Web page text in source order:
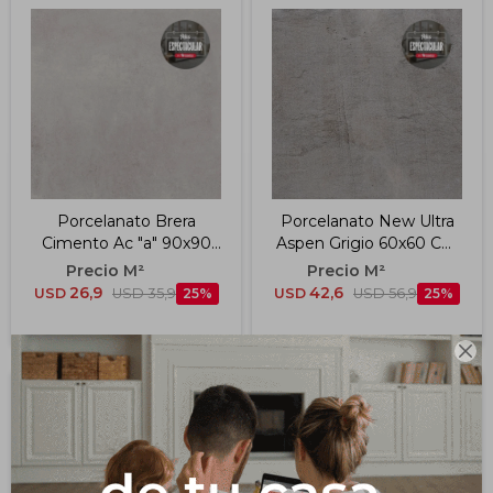

Porcelanato Brera
Cimento Ac "a" 90x90
Cm
USD 26,9 USD 35,9 25
Porcelanato New Ultra
Aspen Grigio 60x60 Cm
X 2cm
USD 42,6 USD 56,9 25